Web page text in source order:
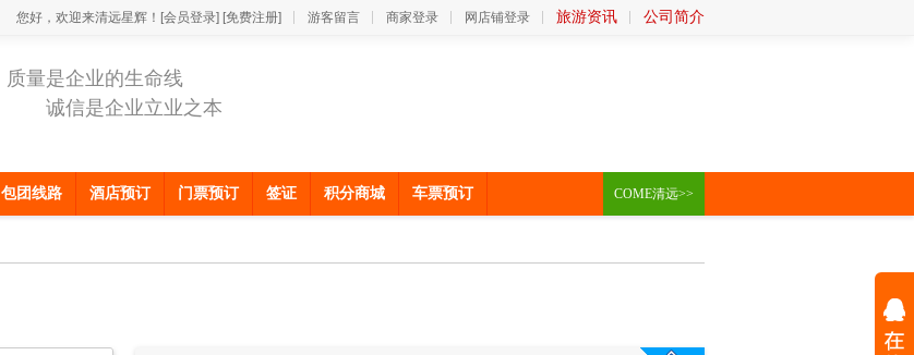
您好，欢迎来清远星辉！ [会员登录] [免费注册] 游客留言 商家登录 网店铺登录 旅游资讯 公司简介
质量是企业的生命线
诚信是企业立业之本
包团线路 酒店预订 门票预订 签证 积分商城 车票预订 COME清远>>